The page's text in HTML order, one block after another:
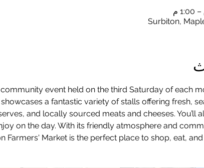
Surbiton,
event held on the third Saturday of each
a fantastic variety of stalls offering fresh,
and locally sourced meats and cheeses. You’ll
on the day. With its friendly atmosphere and
Farmers' Market is the perfect place to shop, eat,